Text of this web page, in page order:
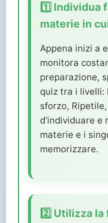
1️⃣ Individua
materie in
Appena inizi a
monitora
preparazione,
quiz tra i livelli:
sforzo,
d’individuare
materie e i
memorizzare.
2️⃣ Utilizza